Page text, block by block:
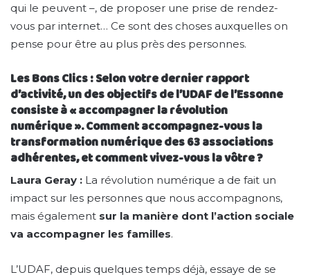
qui le peuvent –, de proposer une prise de rendez-
vous par internet… Ce sont des choses auxquelles on
pense pour être au plus près des personnes.
Les Bons Clics : Selon votre dernier rapport
d’activité, un des objectifs de l’UDAF de l’Essonne
consiste à « accompagner la révolution
numérique ». Comment accompagnez-vous la
transformation numérique des 63 associations
adhérentes, et comment vivez-vous la vôtre ?
Laura Geray : La révolution numérique a de fait un
impact sur les personnes que nous accompagnons,
mais également sur la manière dont l’action sociale
va accompagner les familles.
L’UDAF, depuis quelques temps déjà, essaye de se